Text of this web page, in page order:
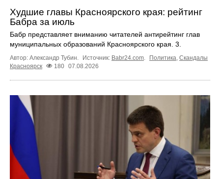
Худшие главы Красноярского края: рейтинг
Бабра за июль
Бабр представляет вниманию читателей антирейтинг глав
муниципальных образований Красноярского края. 3.
Автор: Александр Тубин. Источник: Babr24.com. Политика, Скандалы
Красноярск
180 07.08.2026